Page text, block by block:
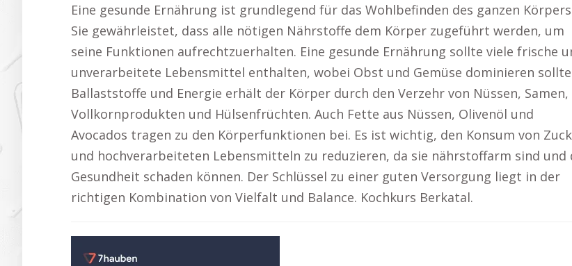
Eine gesunde Ernährung ist grundlegend für das Wohlbefinden des ganzen
Sie gewährleistet, dass alle nötigen Nährstoffe dem Körper zugeführt werden, um
seine Funktionen aufrechtzuerhalten. Eine gesunde Ernährung sollte viele frische
unverarbeitete Lebensmittel enthalten, wobei Obst und Gemüse dominieren
Ballaststoffe und Energie erhält der Körper durch den Verzehr von Nüssen, Samen,
Vollkornprodukten und Hülsenfrüchten. Auch Fette aus Nüssen, Olivenöl und
Avocados tragen zu den Körperfunktionen bei. Es ist wichtig, den Konsum von
und hochverarbeiteten Lebensmitteln zu reduzieren, da sie nährstoffarm sind und
Gesundheit schaden können. Der Schlüssel zu einer guten Versorgung liegt in der
richtigen Kombination von Vielfalt und Balance. Kochkurs Berkatal.